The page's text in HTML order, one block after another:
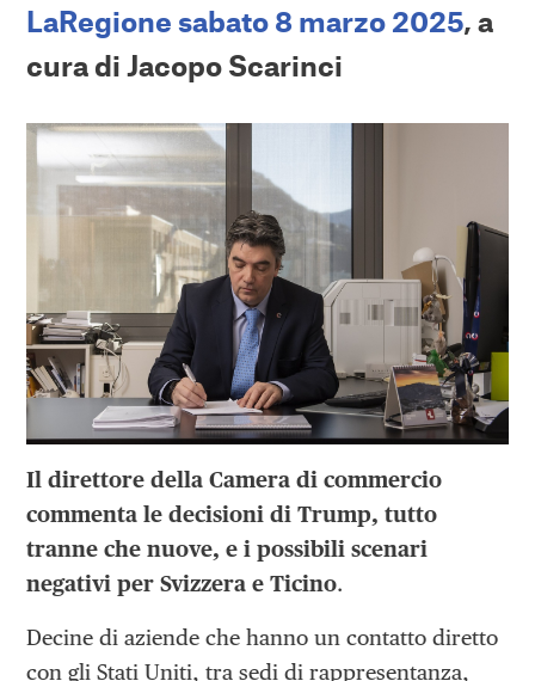
LaRegione sabato 8 marzo 2025, a
cura di Jacopo Scarinci
Il direttore della Camera di commercio
commenta le decisioni di Trump, tutto
tranne che nuove, e i possibili scenari
negativi per Svizzera e Ticino.
Decine di aziende che hanno un contatto diretto
con gli Stati Uniti, tra sedi di rappresentanza,